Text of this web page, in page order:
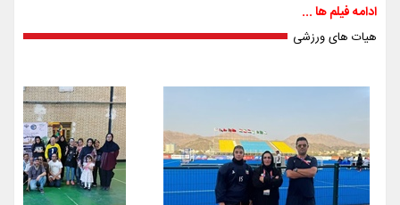
ادامه فیلم ها ...
هیات های ورزشی